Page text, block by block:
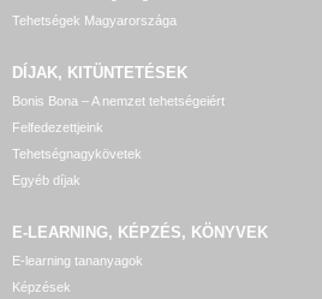
Tehetségek Magyarországa
DÍJAK, KITÜNTETÉSEK
Bonis Bona – A nemzet tehetségeiért
Felfedezettjeink
Tehetségnagykövetek
Egyéb díjak
E-LEARNING, KÉPZÉS, KÖNYVEK
E-learning tananyagok
Képzések